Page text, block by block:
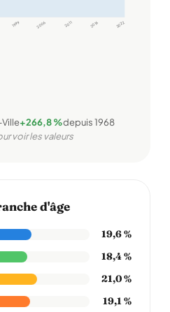
1999 2006 2011 2016 2022
+266,8 %depuis 1968
voir les valeurs
d'âge
19,6 %
18,4 %
21,0 %
19,1 %